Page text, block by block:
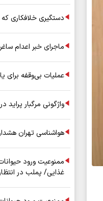
دستگیری خلافکاری
ماجرای خبر اعدام
عملیات بی‌وقفه برای
واژگونی مرگبار
هواشناسی تهران
ممنوعیت ورود
غذایی/ پملب در